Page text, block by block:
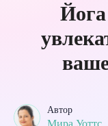
Автор